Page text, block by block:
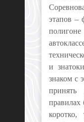
этапов –
и
знаком с
принять
правилах